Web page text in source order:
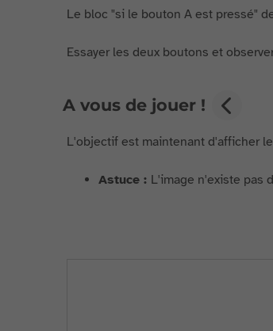
Le bloc "si le bouton A est pressé"
Essayer les deux boutons et
A vous de jouer !
L'objectif est maintenant d'afficher
Astuce : L'image n'existe pas